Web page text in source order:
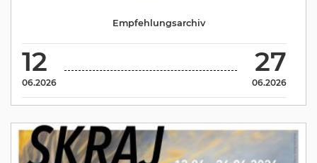
12
06.2026
27
06.2026
Empfehlungsarchiv